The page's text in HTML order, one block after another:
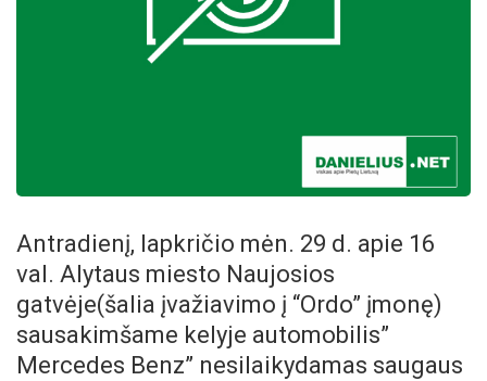
Antradienį, lapkričio mėn. 29 d. apie 16
val. Alytaus miesto Naujosios
gatvėje(šalia įvažiavimo į “Ordo” įmonę)
sausakimšame kelyje automobilis”
Mercedes Benz” nesilaikydamas saugaus